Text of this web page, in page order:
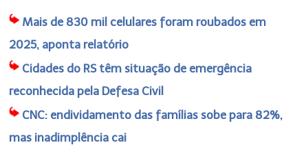
Mais de 830 mil celulares foram roubados em
2025, aponta relatório
Cidades do RS têm situação de emergência
reconhecida pela Defesa Civil
CNC: endividamento das famílias sobe para 82%,
mas inadimplência cai